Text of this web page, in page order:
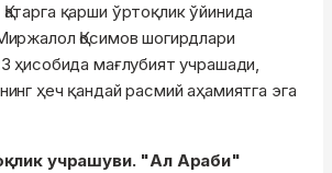
қарши ўртоқлик ўйинида
Қосимов шогирдлари
ҳисобида мағлубият учрашади,
ҳеч қандай расмий аҳамиятга эга
учрашуви. "Ал Араби"